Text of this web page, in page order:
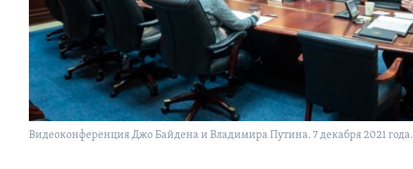
Видеоконференция Джо Байдена и Владимира Путина. 7 декабря 2021 года.